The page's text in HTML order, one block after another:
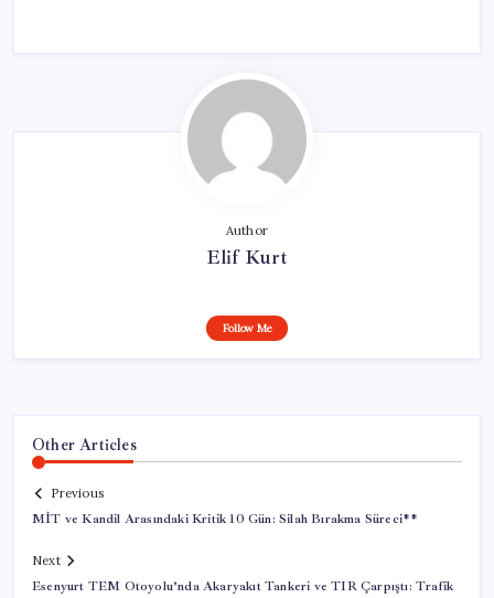
Author
Elif Kurt
Follow Me
Other Articles
Previous
MİT ve Kandil Arasındaki Kritik 10 Gün: Silah Bırakma Süreci**
Next
Esenyurt TEM Otoyolu’nda Akaryakıt Tankeri ve TIR Çarpıştı: Trafik